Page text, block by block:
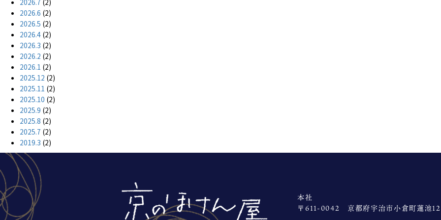
は？
2026.7 (2)
2026.6 (2)
2026.5 (2)
2026.4 (2)
2026.3 (2)
2026.2 (2)
2026.1 (2)
2025.12 (2)
2025.11 (2)
2025.10 (2)
2025.9 (2)
2025.8 (2)
2025.7 (2)
2019.3 (2)
本社
〒611-0042 京都府宇治市小倉町蓮池